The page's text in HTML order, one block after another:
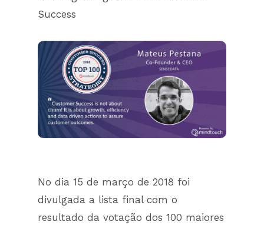
Success
No dia 15 de março de 2018 foi
divulgada a lista final com o
resultado da votação dos 100 maiores